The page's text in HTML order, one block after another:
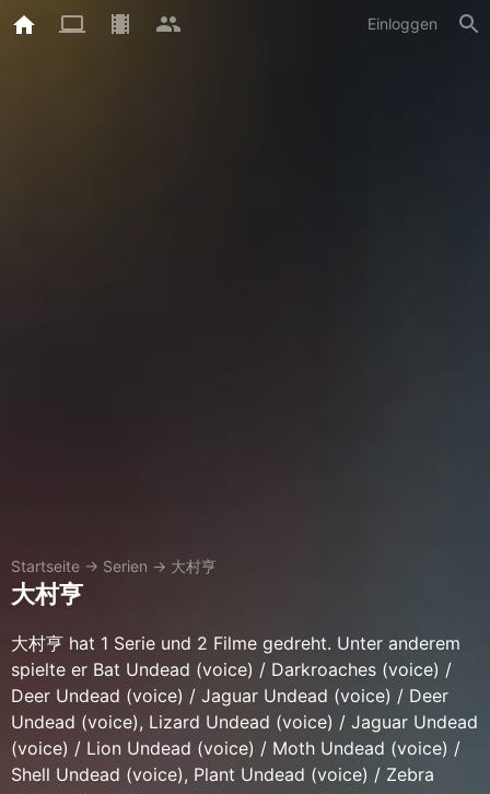
Einloggen
Startseite → Serien → 大村亨
大村亨
大村亨 hat 1 Serie und 2 Filme gedreht. Unter anderem
spielte er Bat Undead (voice) / Darkroaches (voice) /
Deer Undead (voice) / Jaguar Undead (voice) / Deer
Undead (voice), Lizard Undead (voice) / Jaguar Undead
(voice) / Lion Undead (voice) / Moth Undead (voice) /
Shell Undead (voice), Plant Undead (voice) / Zebra